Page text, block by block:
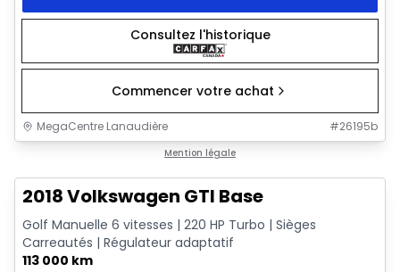
Consultez l'historique
Commencer votre achat
MegaCentre Lanaudière #26195b
Mention légale
2018 Volkswagen GTI Base
Golf Manuelle 6 vitesses | 220 HP Turbo | Sièges
Carreautés | Régulateur adaptatif
113 000 km